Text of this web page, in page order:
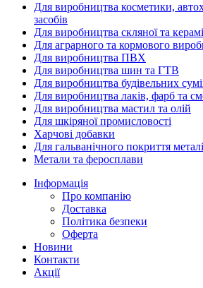
Для виробництва косметики,
засобів
Для виробництва скляної та
Для аграрного та кормового
Для виробництва ПВХ
Для виробництва шин та ГТВ
Для виробництва будівельних
Для виробництва лаків, фарб та
Для виробництва мастил та олій
Для шкіряної промисловості
Харчові добавки
Для гальванічного покриття
Метали та феросплави
Інформація
Про компанію
Доставка
Політика безпеки
Оферта
Новини
Контакти
Акції